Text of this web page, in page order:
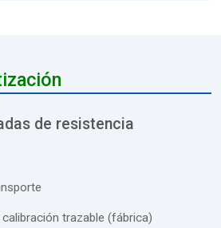
de resistencia
calibración trazable (fábrica)